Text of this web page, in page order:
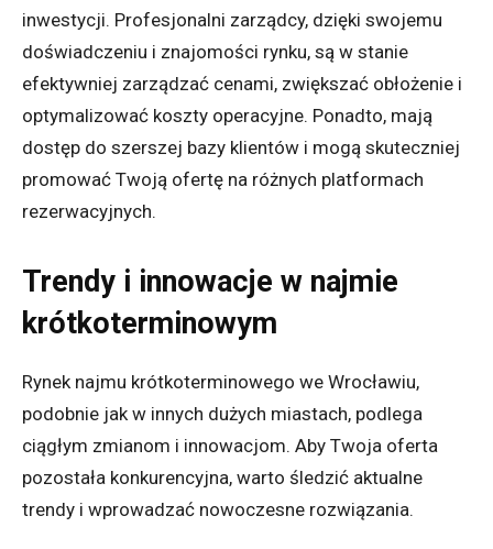
inwestycji. Profesjonalni zarządcy, dzięki swojemu
doświadczeniu i znajomości rynku, są w stanie
efektywniej zarządzać cenami, zwiększać obłożenie i
optymalizować koszty operacyjne. Ponadto, mają
dostęp do szerszej bazy klientów i mogą skuteczniej
promować Twoją ofertę na różnych platformach
rezerwacyjnych.
Trendy i innowacje w najmie
krótkoterminowym
Rynek najmu krótkoterminowego we Wrocławiu,
podobnie jak w innych dużych miastach, podlega
ciągłym zmianom i innowacjom. Aby Twoja oferta
pozostała konkurencyjna, warto śledzić aktualne
trendy i wprowadzać nowoczesne rozwiązania.